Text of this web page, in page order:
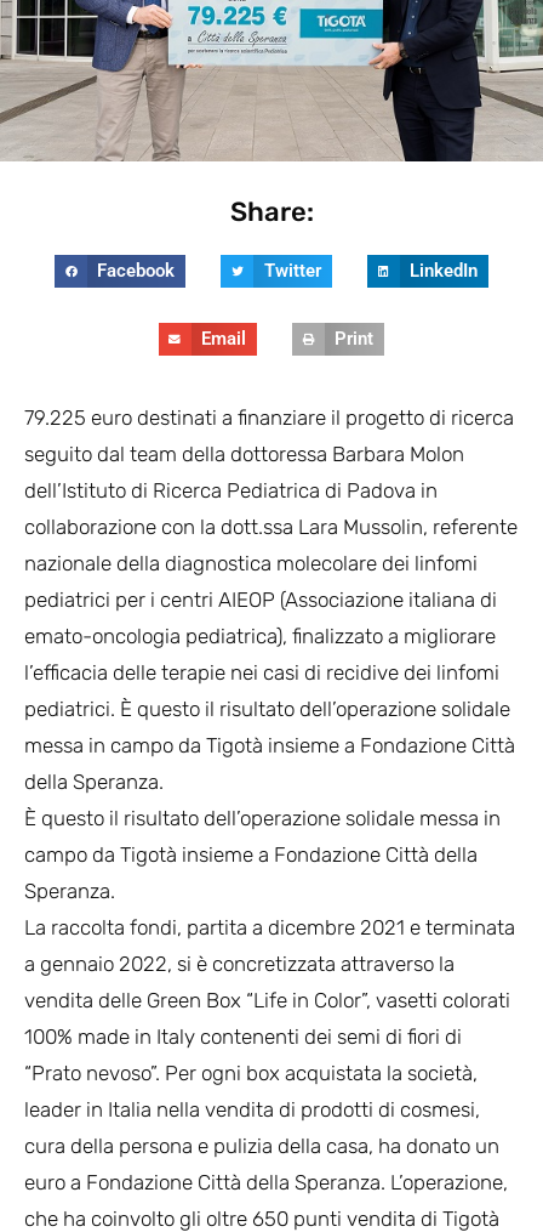
Share:
Facebook Twitter LinkedIn
Email Print
79.225 euro destinati a finanziare il progetto di ricerca
seguito dal team della dottoressa Barbara Molon
dell’Istituto di Ricerca Pediatrica di Padova in
collaborazione con la dott.ssa Lara Mussolin, referente
nazionale della diagnostica molecolare dei linfomi
pediatrici per i centri AIEOP (Associazione italiana di
emato-oncologia pediatrica), finalizzato a migliorare
l’efficacia delle terapie nei casi di recidive dei linfomi
pediatrici. È questo il risultato dell’operazione solidale
messa in campo da Tigotà insieme a Fondazione Città
della Speranza.
È questo il risultato dell’operazione solidale messa in
campo da Tigotà insieme a Fondazione Città della
Speranza.
La raccolta fondi, partita a dicembre 2021 e terminata
a gennaio 2022, si è concretizzata attraverso la
vendita delle Green Box “Life in Color”, vasetti colorati
100% made in Italy contenenti dei semi di fiori di
“Prato nevoso”. Per ogni box acquistata la società,
leader in Italia nella vendita di prodotti di cosmesi,
cura della persona e pulizia della casa, ha donato un
euro a Fondazione Città della Speranza. L’operazione,
che ha coinvolto gli oltre 650 punti vendita di Tigotà